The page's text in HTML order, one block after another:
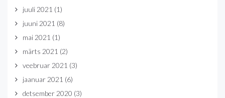
juuli 2021 (1)
juuni 2021 (8)
mai 2021 (1)
märts 2021 (2)
veebruar 2021 (3)
jaanuar 2021 (6)
detsember 2020 (3)